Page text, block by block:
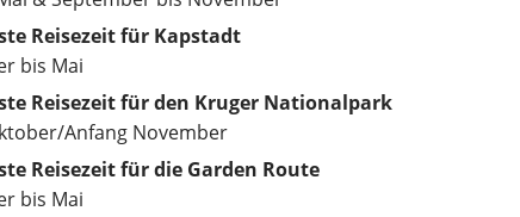
Reisezeit für Kapstadt
bis Mai
Reisezeit für den Kruger Nationalpark
Anfang November
Reisezeit für die Garden Route
bis Mai